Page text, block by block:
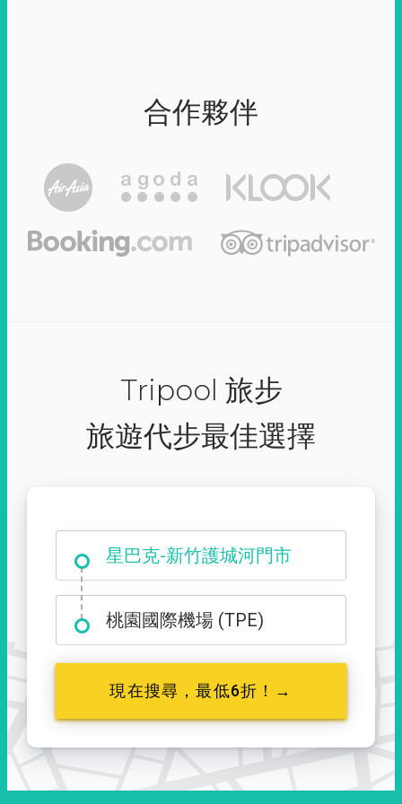
合作夥伴
Tripool 旅步
旅遊代步最佳選擇
星巴克-新竹護城河門市
大霸尖山登山口
桃園國際機場 (TPE)
現在搜尋，最低6折！→